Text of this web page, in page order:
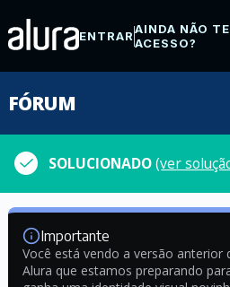
ENTRARAINDA NÃO
ACESSO?
FÓRUM
SOLUCIONADO(ver
Importante
Você está vendo a versão anterior
Alura que estamos preparando